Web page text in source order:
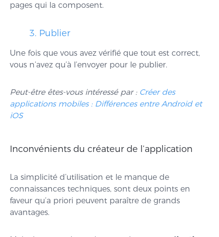
pages qui la composent.
3. Publier
Une fois que vous avez vérifié que tout est correct,
vous n’avez qu’à l’envoyer pour le publier.
Peut-être êtes-vous intéressé par : Créer des
applications mobiles : Différences entre Android et
iOS
Inconvénients du créateur de l’application
La simplicité d’utilisation et le manque de
connaissances techniques, sont deux points en
faveur qu’a priori peuvent paraître de grands
avantages.